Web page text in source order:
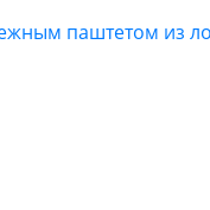
паштетом из